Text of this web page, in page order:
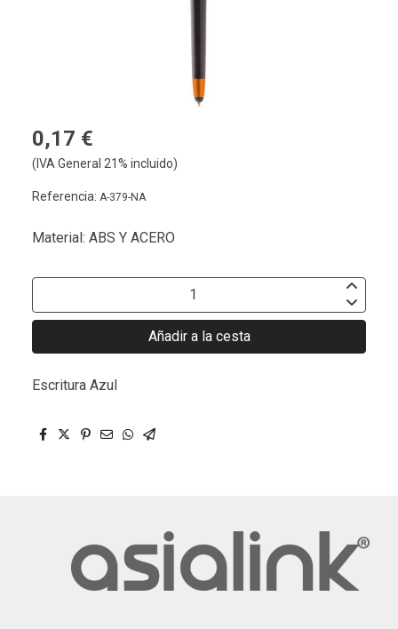
0,17 €
(IVA General 21% incluido)
Referencia: A-379-NA
Material: ABS Y ACERO
Añadir a la cesta
Escritura Azul